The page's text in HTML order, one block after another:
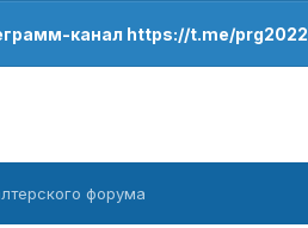
канал https://t.me/prg2022
форума